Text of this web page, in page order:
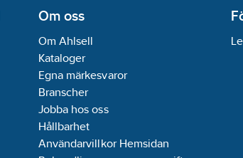
Om oss
Om Ahlsell
Kataloger
Egna märkesvaror
Branscher
Jobba hos oss
Hållbarhet
Användarvillkor Hemsidan